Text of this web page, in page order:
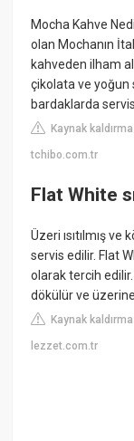
Mocha Kahve
olan Mochanın
kahveden ilham
çikolata ve yoğun
bardaklarda
Kaynak
tchibo.com.tr
Flat White
Üzeri ısıtılmış
servis edilir. Flat
olarak tercih
dökülür ve
Kaynak
lezzet.com.tr